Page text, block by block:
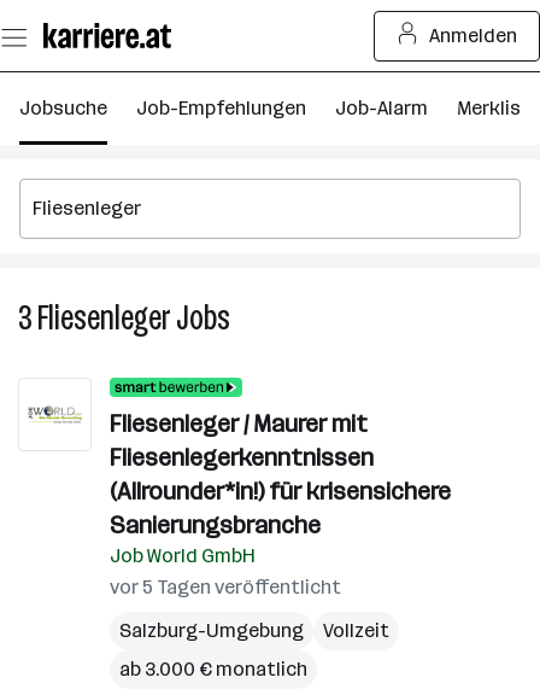
Seiteninhalt
springen
Anmelden
Jobsuche Job-Empfehlungen Job-Alarm Merkliste
3FliesenlegerJobs
Fliesenleger / Maurer mit
Fliesenlegerkenntnissen
(Allrounder*in!) für krisensichere
Sanierungsbranche
Job World GmbH
vor 5 Tagen veröffentlicht
Salzburg-Umgebung
Vollzeit
ab 3.000 € monatlich